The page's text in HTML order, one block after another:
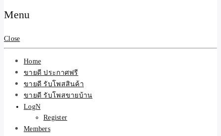
ขายดี ขายฟรี รับโพสขาย
สินค้าและบริการ
Menu
Close
Home
ขายดี ประกาศฟรี
ขายดี รับโพสสินค้า
ขายดี รับโพสขายบ้าน
LogN
Register
Members